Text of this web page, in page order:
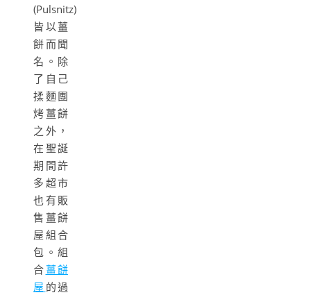
(Pulsnitz)
皆以薑
餅而聞
名。除
了自己
揉麵團
烤薑餅
之外，
在聖誕
期間許
多超市
也有販
售薑餅
屋組合
包。組
合薑餅
屋 的過